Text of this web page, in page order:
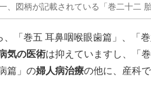
、図柄が記載されている「巻二十二 胎
「巻五 耳鼻咽喉眼歯篇」、「
気の医術は抑えていますし、「
篇」の婦人病治療の他に、産科